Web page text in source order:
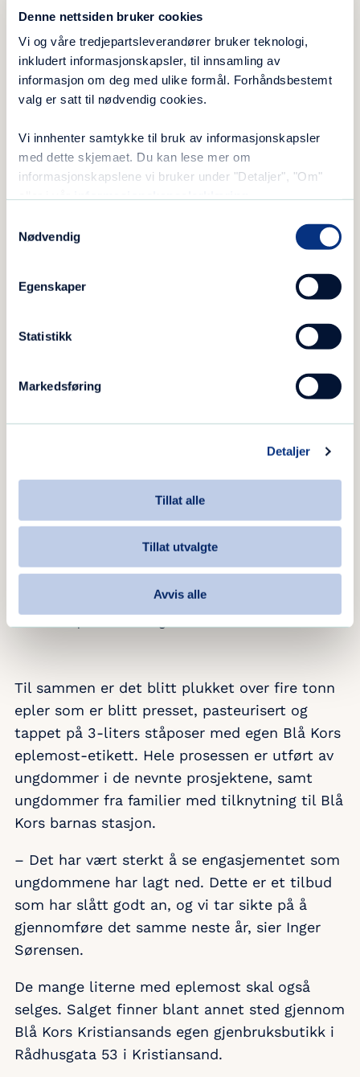
Denne nettsiden bruker cookies
Vi og våre tredjepartsleverandører bruker teknologi,
inkludert informasjonskapsler, til innsamling av
informasjon om deg med ulike formål. Forhåndsbestemt
valg er satt til nødvendig cookies.
Vi innhenter samtykke til bruk av informasjonskapsler
med dette skjemaet. Du kan lese mer om
informasjonskapslene vi bruker under "Detaljer", "Om"
Nødvendig
Egenskaper
Statistikk
Markedsføring
Detaljer
Tillat alle
Tillat utvalgte
Avvis alle
hyggelig å kunne bidra med eplehager til
Kristiansand Katedralskole Gimle da de
trengte epler til et epleprosjekt for elevene
ved skolen, forteller Sørensen.
Ungdommene har vært i sving i hele høst med å lage
eplemosten, først med å plukke epler i frukthavene hos
alle dem som tok kontakt med Blå Kors Kristiansand og sa
Til sammen er det blitt plukket over fire tonn
epler som er blitt presset, pasteurisert og
tappet på 3-liters ståposer med egen Blå Kors
eplemost-etikett. Hele prosessen er utført av
ungdommer i de nevnte prosjektene, samt
ungdommer fra familier med tilknytning til Blå
Kors barnas stasjon.
– Det har vært sterkt å se engasjementet som
ungdommene har lagt ned. Dette er et tilbud
som har slått godt an, og vi tar sikte på å
gjennomføre det samme neste år, sier Inger
Sørensen.
De mange literne med eplemost skal også
selges. Salget finner blant annet sted gjennom
Blå Kors Kristiansands egen gjenbruksbutikk i
Rådhusgata 53 i Kristiansand.